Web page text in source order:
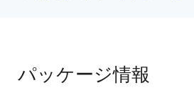
パッケージ情報